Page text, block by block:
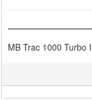
MB Trac 1000